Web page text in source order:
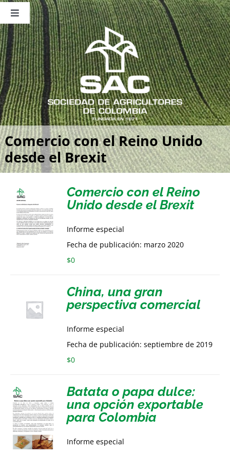
Saltar
contenido
Toggle
Navigation
Nosotros
Publicaciones
Sala de Prensa
Eventos
Comercio con el Reino Unido
desde el Brexit
Comercio con el Reino
Unido desde el Brexit
Informe especial
Fecha de publicación: marzo 2020
$0
China, una gran
perspectiva comercial
Informe especial
Fecha de publicación: septiembre de 2019
$0
Batata o papa dulce:
una opción exportable
para Colombia
Informe especial